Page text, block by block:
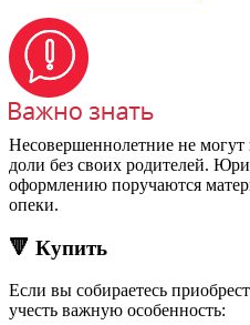
Несовершеннолетние не могут
доли без своих родителей.
оформлению поручаются
опеки.
🔻 Купить
Если вы собираетесь
учесть важную особенность: